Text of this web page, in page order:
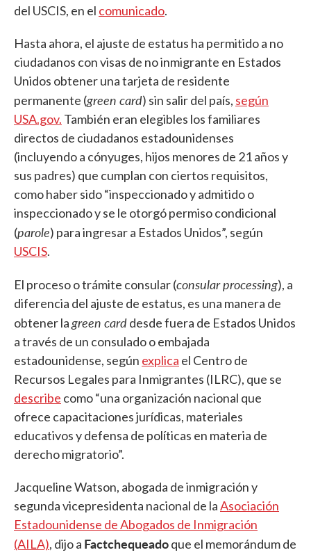
del USCIS, en el comunicado.
Hasta ahora, el ajuste de estatus ha permitido a no
ciudadanos con visas de no inmigrante en Estados
Unidos obtener una tarjeta de residente
permanente (green card) sin salir del país, según
USA.gov. También eran elegibles los familiares
directos de ciudadanos estadounidenses
(incluyendo a cónyuges, hijos menores de 21 años y
sus padres) que cumplan con ciertos requisitos,
como haber sido “inspeccionado y admitido o
inspeccionado y se le otorgó permiso condicional
(parole) para ingresar a Estados Unidos”, según
USCIS.
El proceso o trámite consular (consular processing), a
diferencia del ajuste de estatus, es una manera de
obtener lagreen carddesde fuera de Estados Unidos
a través de un consulado o embajada
estadounidense, según explica el Centro de
Recursos Legales para Inmigrantes (ILRC), que se
describe como “una organización nacional que
ofrece capacitaciones jurídicas, materiales
educativos y defensa de políticas en materia de
derecho migratorio”.
Jacqueline Watson, abogada de inmigración y
segunda vicepresidenta nacional de laAsociación
Estadounidense de Abogados de Inmigración
(AILA), dijo a Factchequeadoque el memorándum de